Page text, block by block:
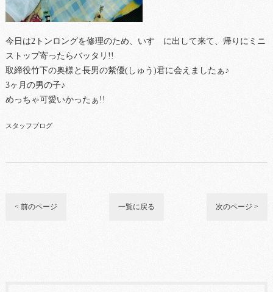
今日は2トンロングを修理のため、いすゞに出して来て、帰りにミニ
ストップ寄ったらバッタリ!!
取締役竹下の奥様と長男の紫優(しゅう)君に会えましたぁ♪
3ヶ月の男の子♪
めっちゃ可愛いかったぁ!!
スタッフブログ
< 前のページ 一覧に戻る 次のページ >